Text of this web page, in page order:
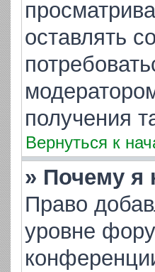
оставлять
получения
Вернуться к
» Почему я
Право
уровне